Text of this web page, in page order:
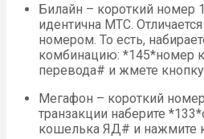
Билайн – короткий номер
идентична МТС.
номером. То есть,
комбинацию: *145*номер
перевода# и жмете
Мегафон – короткий
транзакции наберите
кошелька ЯД# и нажмите